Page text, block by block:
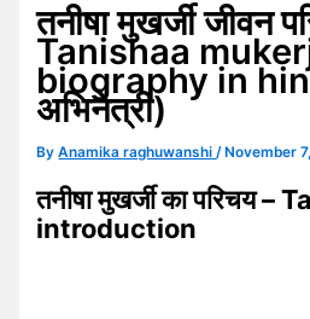
तनीषा मुखर्जी जीवन
Tanishaa
biography in
अभिनेत्री)
ByAnamika raghuwanshi/ November
तनीषा मुखर्जी का परिचय
introduction